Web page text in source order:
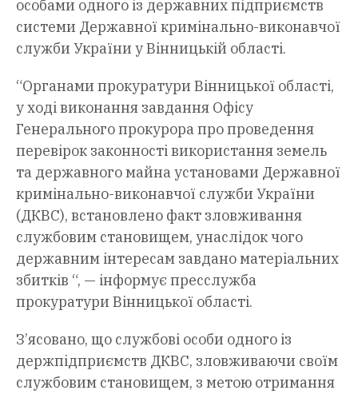
особами одного із державних підприємств
системи Державної кримінально-виконавчої
служби України у Вінницькій області.
“Органами прокуратури Вінницької області,
у ході виконання завдання Офісу
Генерального прокурора про проведення
перевірок законності використання земель
та державного майна установами Державної
кримінально-виконавчої служби України
(ДКВС), встановлено факт зловживання
службовим становищем, унаслідок чого
державним інтересам завдано матеріальних
збитків “, — інформує пресслужба
прокуратури Вінницької області.
З’ясовано, що службові особи одного із
держпідприємств ДКВС, зловживаючи своїм
службовим становищем, з метою отримання